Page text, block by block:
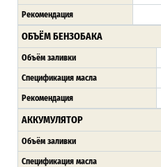
Рекомендация
ОБЪЁМ БЕНЗОБАКА
Объём заливки
Спецификация масла
Рекомендация
АККУМУЛЯТОР
Объём заливки
Спецификация масла